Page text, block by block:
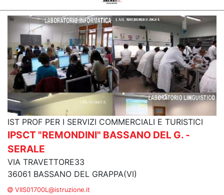
IST PROF PER I SERVIZI COMMERCIALI E TURISTICI
IPSCT "REMONDINI" BASSANO DEL G. -
SERALE
VIA TRAVETTORE33
36061 BASSANO DEL GRAPPA(VI)
VIIS01700L@istruzione.it